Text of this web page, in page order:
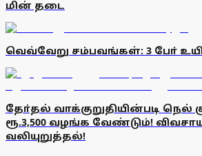
மின் தடை
வெவ்வேறு சம்பவங்கள்: 3 போ்
தோ்தல் வாக்குறுதியின்படி நெல்
ரூ.3,500 வழங்க வேண்டும்!
வலியுறுத்தல்!